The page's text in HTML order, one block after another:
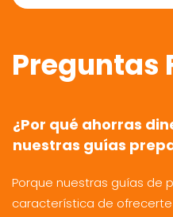
Preguntas
¿Por qué ahorras
nuestras guías
Porque nuestras guías de
característica de